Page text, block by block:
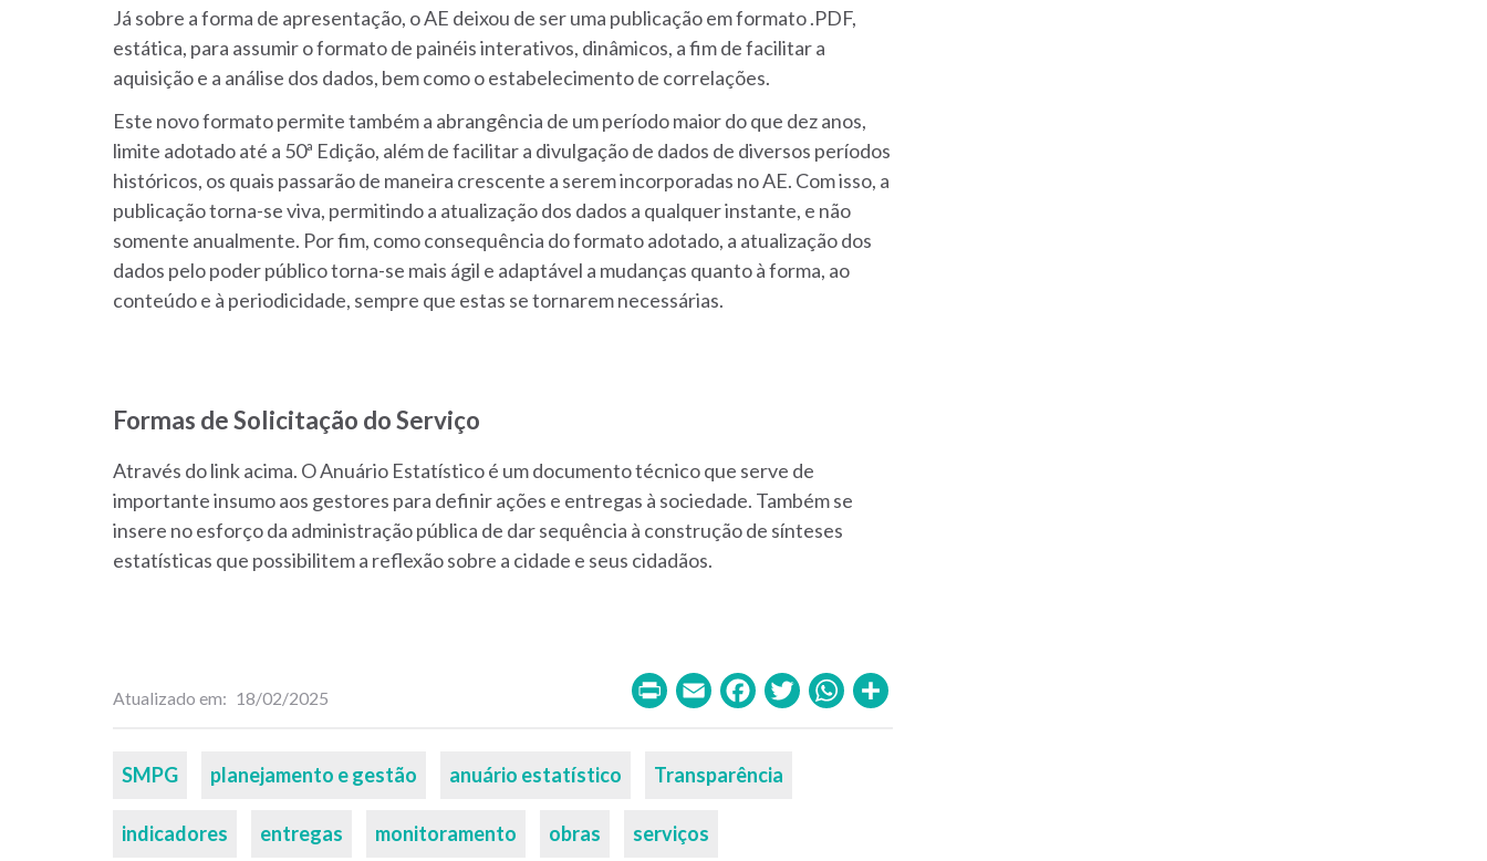
Já sobre a forma de apresentação, o AE deixou de ser uma publicação em formato .PDF,
estática, para assumir o formato de painéis interativos, dinâmicos, a fim de facilitar a
aquisição e a análise dos dados, bem como o estabelecimento de correlações.
Este novo formato permite também a abrangência de um período maior do que dez anos,
limite adotado até a 50ª Edição, além de facilitar a divulgação de dados de diversos períodos
históricos, os quais passarão de maneira crescente a serem incorporadas no AE. Com isso, a
publicação torna-se viva, permitindo a atualização dos dados a qualquer instante, e não
somente anualmente. Por fim, como consequência do formato adotado, a atualização dos
dados pelo poder público torna-se mais ágil e adaptável a mudanças quanto à forma, ao
conteúdo e à periodicidade, sempre que estas se tornarem necessárias.
Formas de Solicitação do Serviço
Através do link acima. O Anuário Estatístico é um documento técnico que serve de
importante insumo aos gestores para definir ações e entregas à sociedade. Também se
insere no esforço da administração pública de dar sequência à construção de sínteses
estatísticas que possibilitem a reflexão sobre a cidade e seus cidadãos.
PrintEmailFacebook
TwitterWhatsApp
Atualizado em 18/02/2025
Palavras-
SMPG planejamento e gestão anuário estatístico Transparência
indicadores entregas monitoramento obras serviços